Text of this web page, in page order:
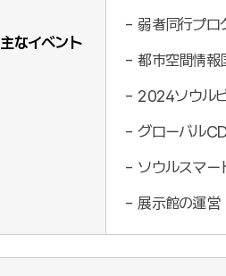
主なイベント
弱者同行プロ
都市空間情報
2024ソウル
グローバル
ソウルスマー
展示館の運営